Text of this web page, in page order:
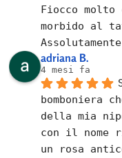
Fiocco
morbido al
adriana B.
4 mesi fa
bomboniera
della mia
con il nome
un rosa